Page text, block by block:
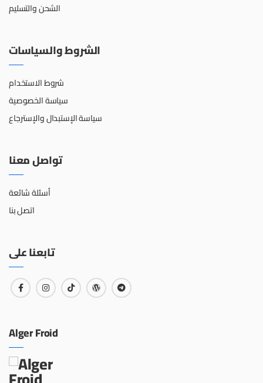
الشحن والتسليم
الشروط والسياسات
شروط الاستخدام
سياسة الخصوصية
سياسة الإستبدال والإسترجاع
تواصل معنا
أسئلة شائعة
اتصل بنا
تابعنا على
Alger Froid